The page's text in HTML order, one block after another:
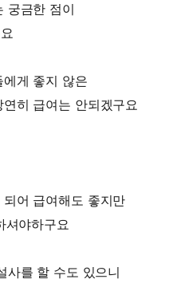
궁금한 점이
게 좋지 않은
히 급여는 안되겠구요
어 급여해도 좋지만
셔야하구요
사를 할 수도 있으니